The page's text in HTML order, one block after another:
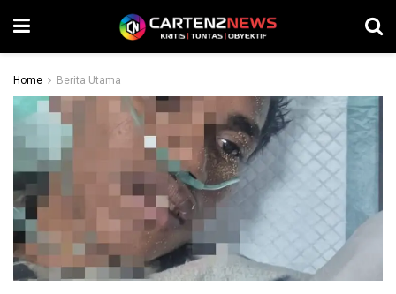
Home Berita Utama